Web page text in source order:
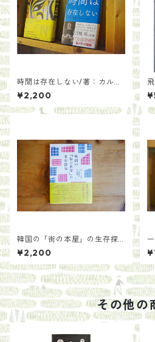
時間は存在しない/著：カル
ロ・ロヴェッリ 訳：冨永星
¥2,200
韓国の「街の本屋」の生存探
究/著：ハン・ミファ 訳：渡辺
麻土香 解説：石橋毅史
¥2,200
その他の